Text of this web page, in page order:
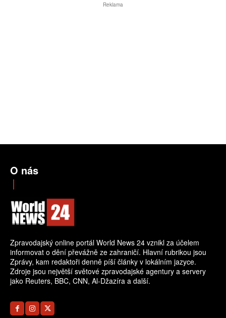
Reklama
O nás
Zpravodajský online portál World News 24 vznikl za účelem
informovat o dění převážně ze zahraničí. Hlavní rubrikou jsou
Zprávy, kam redaktoři denně píší články v lokálním jazyce.
Zdroje jsou největší světové zpravodajské agentury a servery
jako Reuters, BBC, CNN, Al-Džazíra a další.